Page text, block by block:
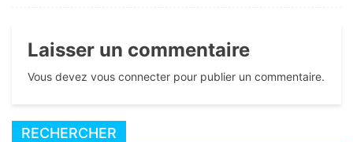
Laisser un commentaire
Vous devez vous connecter pour publier un commentaire.
RECHERCHER